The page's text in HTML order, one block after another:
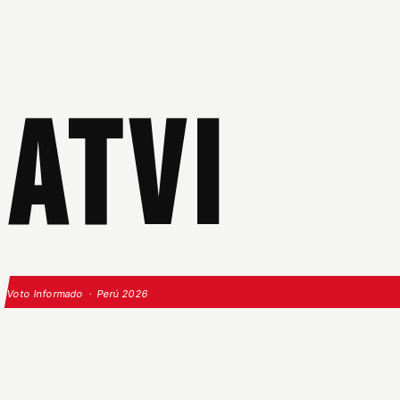
ATVI
Voto Informado · Perú 2026